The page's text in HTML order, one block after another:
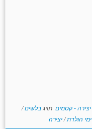
יצירה - קסמים תויגבלשים/
ימי הולדת/יצירה